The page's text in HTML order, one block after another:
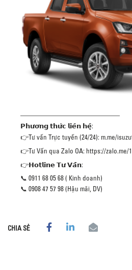
———————————————
𝗣𝗵𝘂̛𝗼̛𝗻𝗴 𝘁𝗵𝘂̛́𝗰 𝗹𝗶𝗲̂𝗻 𝗵𝗲̣̂:
👉Tư vấn Trực tuyến (24/24): m.me/
👉Tư Vấn qua Zalo OA: https://zalo.me/
👉𝗛𝗼𝘁𝗹𝗶𝗻𝗲 𝗧𝘂̛ 𝗩𝗮̂́𝗻:
📞 0911 68 05 68 ( Kinh doanh)
📞 0908 47 57 98 (Hậu mãi, DV)
CHIA SẺ